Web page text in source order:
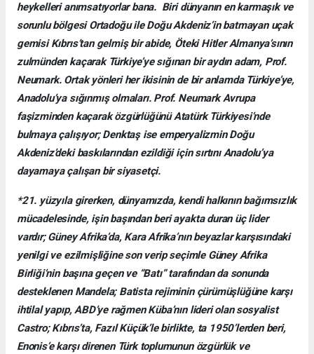
heykelleri anımsatıyorlar bana. Biri dünyanın en karmaşık ve
sorunlu bölgesi Ortadoğu ile Doğu Akdeniz’in batmayan uçak
gemisi Kıbrıs’tan gelmiş bir abide, Öteki Hitler Almanya’sının
zulmünden kaçarak Türkiye’ye sığınan bir aydın adam, Prof.
Neumark. Ortak yönleri her ikisinin de bir anlamda Türkiye’ye,
Anadolu’ya sığınmış olmaları. Prof. Neumark Avrupa
faşizminden kaçarak özgürlüğünü Atatürk Türkiyesi’nde
bulmaya çalışıyor; Denktaş ise emperyalizmin Doğu
Akdeniz’deki baskılarından ezildiği için sırtını Anadolu’ya
dayamaya çalışan bir siyasetçi.
*21. yüzyıla girerken, dünyamızda, kendi halkının bağımsızlık
mücadelesinde, işin başından beri ayakta duran üç lider
vardır; Güney Afrika’da, Kara Afrika’nın beyazlar karşısındaki
yenilgi ve ezilmişliğine son verip seçimle Güney Afrika
Birliği’nin başına geçen ve “Batı” tarafından da sonunda
desteklenen Mandela; Batista rejiminin çürümüşlüğüne karşı
ihtilal yapıp, ABD’ye rağmen Küba’nın lideri olan sosyalist
Castro; Kıbrıs’ta, Fazıl Küçük’le birlikte, ta 1950’lerden beri,
Enonis’e karşı direnen Türk toplumunun özgürlük ve